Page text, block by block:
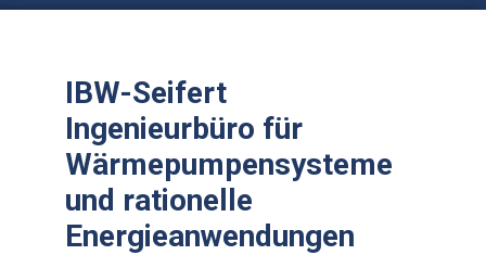
IBW-Seifert
Ingenieurbüro für
Wärmepumpensysteme
und rationelle
Energieanwendungen